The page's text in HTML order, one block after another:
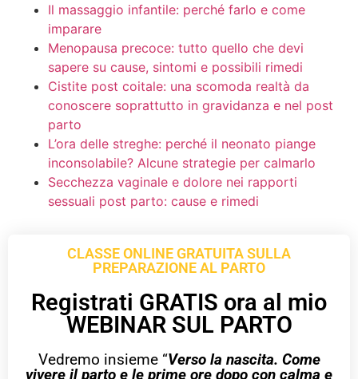
Il massaggio infantile: perché farlo e come
imparare
Menopausa precoce: tutto quello che devi
sapere su cause, sintomi e possibili rimedi
Cistite post coitale: una scomoda realtà da
conoscere soprattutto in gravidanza e nel post
parto
L’ora delle streghe: perché il neonato piange
inconsolabile? Alcune strategie per calmarlo
Secchezza vaginale e dolore nei rapporti
sessuali post parto: cause e rimedi
CLASSE ONLINE GRATUITA SULLA
PREPARAZIONE AL PARTO
Registrati GRATIS ora al mio
WEBINAR SUL PARTO
Vedremo insieme “Verso la nascita. Come
vivere il parto e le prime ore dopo con calma e